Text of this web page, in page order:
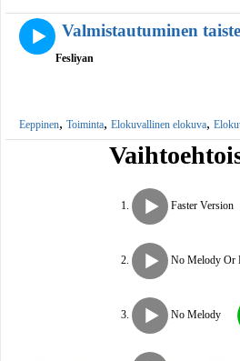
Valmistautuminen
Fesliyan
Eeppinen, Toiminta, Elokuvallinen elokuva,
Faster Version
No Melody Or
No Melody